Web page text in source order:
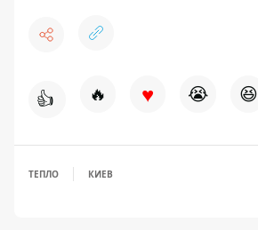
👍 🔥 ♥ 😭 😆
ТЕПЛО КИЕВ